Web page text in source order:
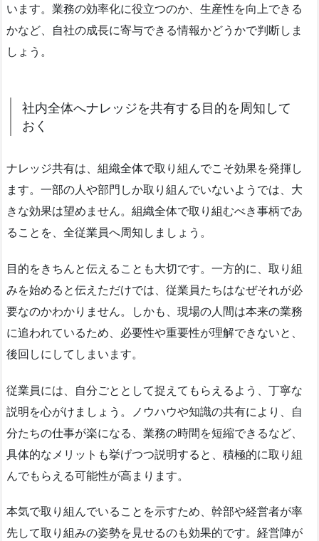
います。業務の効率化に役立つのか、生産性を向上できる
かなど、自社の成長に寄与できる情報かどうかで判断しま
しょう。
社内全体へナレッジを共有する目的を周知して
おく
ナレッジ共有は、組織全体で取り組んでこそ効果を発揮し
ます。一部の人や部門しか取り組んでいないようでは、大
きな効果は望めません。組織全体で取り組むべき事柄であ
ることを、全従業員へ周知しましょう。
目的をきちんと伝えることも大切です。一方的に、取り組
みを始めると伝えただけでは、従業員たちはなぜそれが必
要なのかわかりません。しかも、現場の人間は本来の業務
に追われているため、必要性や重要性が理解できないと、
後回しにしてしまいます。
従業員には、自分ごととして捉えてもらえるよう、丁寧な
説明を心がけましょう。ノウハウや知識の共有により、自
分たちの仕事が楽になる、業務の時間を短縮できるなど、
具体的なメリットも挙げつつ説明すると、積極的に取り組
んでもらえる可能性が高まります。
本気で取り組んでいることを示すため、幹部や経営者が率
先して取り組みの姿勢を見せるのも効果的です。経営陣が